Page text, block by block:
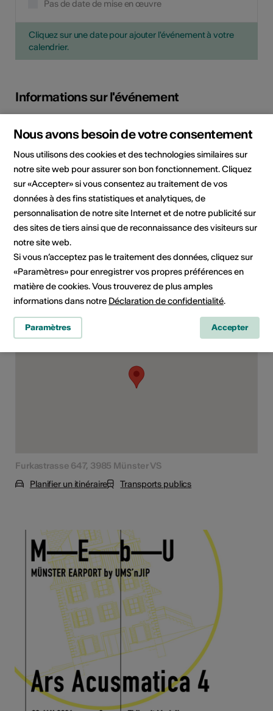
Pas de date de mise en œuvre
Cliquez sur une date pour ajouter l'événement à votre
calendrier.
Informations sur l'événement
Localisation
MEbU (Münster Earport)
3985 Münster VS
Organisateur
UMS'nJIP
Monsieur Hagen Javier
Domaine
Concert
Lieu de l'événement
Furkastrasse 647, 3985 Münster VS
Planifier un itinéraire
Transports publics
Nous avons besoin de votre consentement
Nous utilisons des cookies et des technologies similaires sur
notre site web pour assurer son bon fonctionnement. Cliquez
sur «Accepter» si vous consentez au traitement de vos
données à des fins statistiques et analytiques, de
personnalisation de notre site Internet et de notre publicité sur
des sites de tiers ainsi que de reconnaissance des visiteurs sur
notre site web.
Si vous n’acceptez pas le traitement des données, cliquez sur
«Paramètres» pour enregistrer vos propres préférences en
matière de cookies. Vous trouverez de plus amples
informations dans notre Déclaration de confidentialité.
Paramètres Accepter